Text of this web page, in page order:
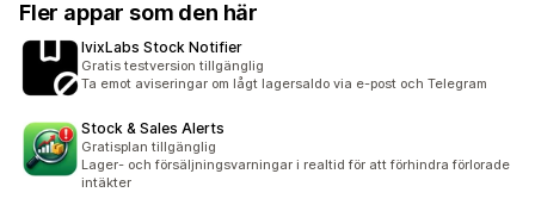
Fler appar som den här
IvixLabs Stock Notifier
Gratis testversion tillgänglig
Ta emot aviseringar om lågt lagersaldo via e-post och Telegram
Stock & Sales Alerts
Gratisplan tillgänglig
Lager- och försäljningsvarningar i realtid för att förhindra förlorade
intäkter